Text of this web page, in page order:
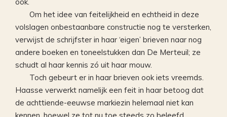
Om het idee van feitelijkheid en echtheid in deze
volslagen onbestaanbare constructie nog te versterken,
verwijst de schrijfster in haar ‘eigen’ brieven naar nog
andere boeken en toneelstukken dan De Merteuil; ze
schudt al haar kennis zó uit haar mouw.
Toch gebeurt er in haar brieven ook iets vreemds.
Haasse verwerkt namelijk een feit in haar betoog dat
de achttiende-eeuwse markiezin helemaal niet kan